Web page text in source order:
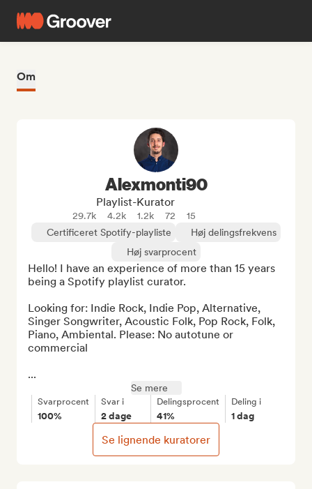
Om
Alexmonti90
Playlist-Kurator
29.7k 4.2k 1.2k 72
15
Certificeret Spotify-playliste
Høj delingsfrekvens
Høj svarprocent
Hello! I have an experience of more than 15 years
being a Spotify playlist curator.
Looking for: Indie Rock, Indie Pop, Alternative,
Singer Songwriter, Acoustic Folk, Pop Rock, Folk,
Piano, Ambiental. Please: No autotune or
commercial
...
Se mere
Svarprocent
100%
Svar i
2 dage
Delingsprocent
41%
Deling i
1 dag
Se lignende kuratorer